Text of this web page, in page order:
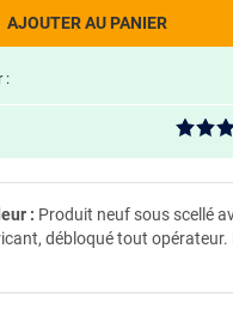
AJOUTER AU PANIER
:
: Produit neuf sous scellé
débloqué tout opérateur.